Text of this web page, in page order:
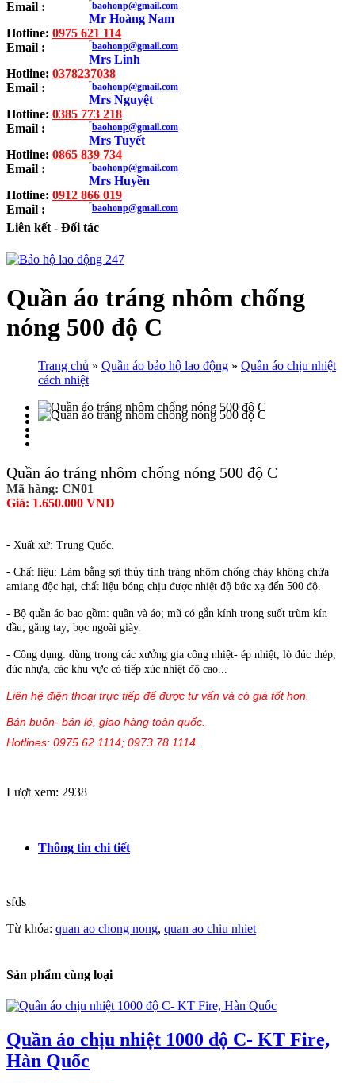
Email : baohonp@gmail.com
Mr Hoàng Nam
Hotline: 0975 621 114
Email :
baohonp@gmail.com
Mrs Linh
Hotline: 0378237038
Email :
baohonp@gmail.com
Mrs Nguyệt
Hotline: 0385 773 218
Email :
baohonp@gmail.com
Mrs Tuyết
Hotline: 0865 839 734
Email :
baohonp@gmail.com
Mrs Huyền
Hotline: 0912 866 019
Email :
baohonp@gmail.com
Liên kết - Đối tác
Quần áo tráng nhôm chống
nóng 500 độ C
Trang chủ » Quần áo bảo hộ lao động » Quần áo chịu nhiệt
cách nhiệt
Quần áo tráng nhôm chống nóng 500 độ C
Mã hàng: CN01
Giá: 1.650.000 VND
- Xuất xứ: Trung Quốc.
- Chất liệu: Làm bằng sợi thủy tinh tráng nhôm chống cháy không chứa
amiang độc hại, chất liệu bóng chịu được nhiệt độ bức xạ đến 500 độ.
- Bộ quần áo bao gồm: quần và áo; mũ có gắn kính trong suốt trùm kín
đầu; găng tay; bọc ngoài giày.
- Công dụng: dùng trong các xưởng gia công nhiệt- ép nhiệt, lò đúc thép,
đúc nhựa, các khu vực có tiếp xúc nhiệt độ cao...
Liên hệ điện thoại trực tiếp để được tư vấn và có giá tốt hơn.
Bán buôn- bán lẻ, giao hàng toàn quốc.
Hotlines: 0975 62 1114; 0973 78 1114.
Lượt xem: 2938
Thông tin chi tiết
sfds
Từ khóa: quan ao chong nong, quan ao chiu nhiet
Sản phẩm cùng loại
Quần áo chịu nhiệt 1000 độ C- KT Fire,
Hàn Quốc